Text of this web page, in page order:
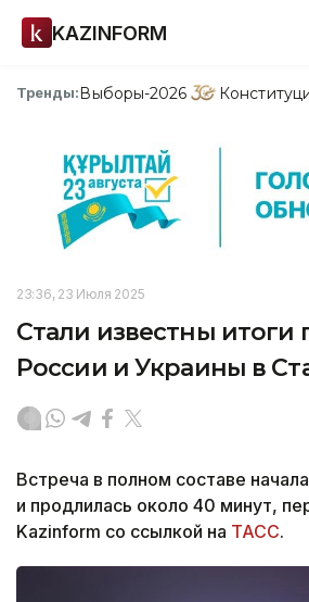
KAZINFORM
Тренды:Выборы-2026
23:36, 23 Июля 2025
Стали известны итоги
России и Украины в
Встреча в полном составе
и продлилась около 40 минут,
Kazinform со ссылкой на ТАСС.